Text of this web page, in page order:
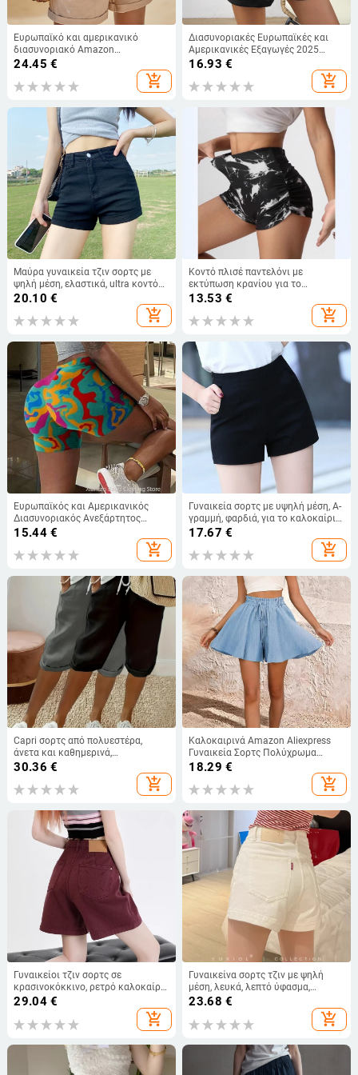
Ευρωπαϊκό και αμερικανικό
διασυνοριακό Amazon
Καλοκαιρινό Νέο Γυναικείο Λινό
Τσέπης Μονόχρωμο Χαλαρό
Ψηλόμεσο Σορτς Casual Fashion
24.45 €
add_shopping_cart
Διασυνοριακές Ευρωπαϊκές και
Αμερικανικές Εξαγωγές 2025
Temu Amazon Teg Tok Κομψά
Σορτς από Βαμβάκι και Λινό με
Κόμπους στη Μέση
16.93 €
add_shopping_cart
Μαύρα γυναικεία τζιν σορτς με
ψηλή μέση, ελαστικά, ultra κοντό
μήκος, καλοκαίρι 2024
20.10 €
add_shopping_cart
Κοντό πλισέ παντελόνι με
εκτύπωση κρανίου για το
Halloween 2025 Amazon
Ψηλόμεσο Στενή Αθλητική Σορτς
13.53 €
add_shopping_cart
Ευρωπαϊκός και Αμερικανικός
Διασυνοριακός Ανεξάρτητος
Σταθμός Εξωτερικού Εμπορίου
Νέα Ελαστική Μέση Μοντέρνα
Σορτς με Στάμπα για Γυναικεία
15.44€
add_shopping_cart
Γυναικεία σορτς με υψηλή μέση, Α-
γραμμή, φαρδιά, για το καλοκαίρι
2022, νέο μοντέλο, άνετο και
κολακευτικό, καθημερινό στυλ
17.67 €
add_shopping_cart
Capri σορτς από πολυεστέρα,
άνετα και καθημερινά,
μινιμαλιστικό στυλ, ελαστική μέση
με κορδόνι, 2 τεμάχια, καλοκαίρι
2025
30.36 €
add_shopping_cart
Καλοκαιρινά Amazon Aliexpress
Γυναικεία Σορτς Πολύχρωμα
Σορτς Παντελόνι Φούστα Χαλαρή
Μέση Αγκαλιάζοντας Χαλαρά
Σορτς με Φαρδιά Μέση
18.29 €
add_shopping_cart
Γυναικείοι τζιν σορτς σε
κρασινοκόκκινο, ρετρό καλοκαίρι
2024, μοναδικός σχεδιασμός, ψηλή
μέση, λεπτή σιλουέτα, φαρδύ
τελείωμα μέχρι το μέσο του
29.04€
add_shopping_cart
Γυναικείνα σορτς τζιν με ψηλή
μέση, λευκά, λεπτό ύφασμα,
κολακεύουν τη σιλουέτα, Α-
γραμμή με σχίσιμο, Καλοκαίρι
2026.
23.68 €
add_shopping_cart